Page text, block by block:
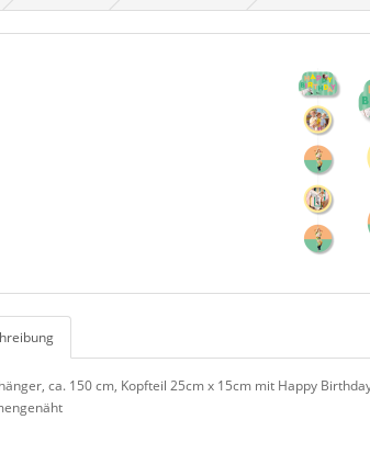
ca. 150 cm, Kopfteil 25cm x 15cm mit Happy